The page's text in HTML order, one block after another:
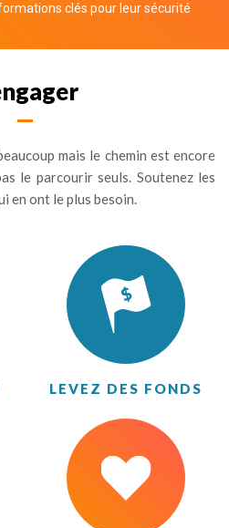
clés pour leur sécurité
mais le chemin est encore
le parcourir seuls. Soutenez les
en ont le plus besoin.
LEVEZ DES FONDS